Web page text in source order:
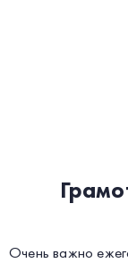
Очень важно